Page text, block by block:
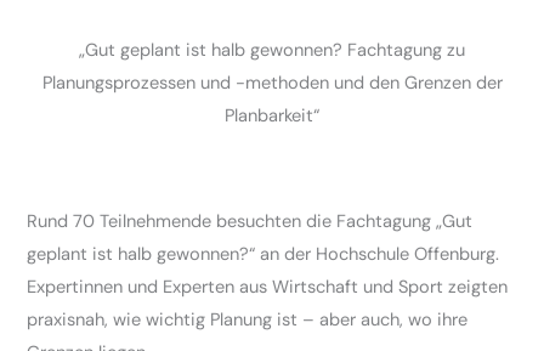
„Gut geplant ist halb gewonnen? Fachtagung zu
Planungsprozessen und -methoden und den Grenzen der
Planbarkeit“
Rund 70 Teilnehmende besuchten die Fachtagung „Gut
geplant ist halb gewonnen?“ an der Hochschule Offenburg.
Expertinnen und Experten aus Wirtschaft und Sport zeigten
praxisnah, wie wichtig Planung ist – aber auch, wo ihre